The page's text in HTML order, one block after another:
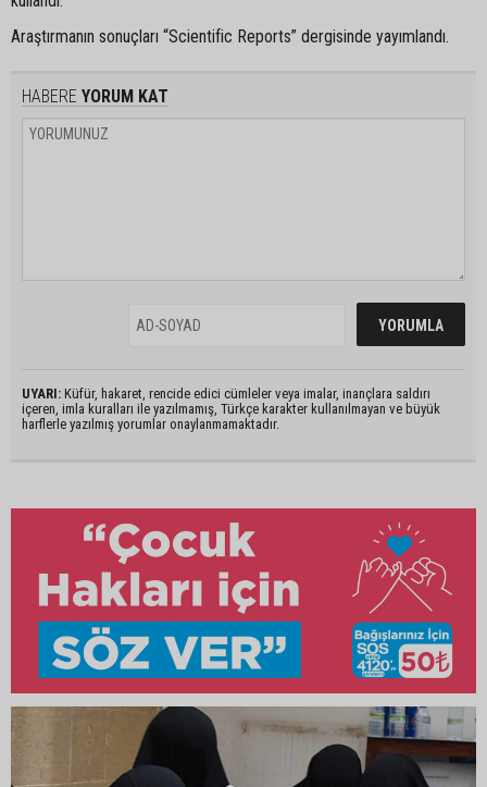
Araştırmanın sonuçları “Scientific Reports” dergisinde yayımlandı.
HABERE YORUM KAT
UYARI: Küfür, hakaret, rencide edici cümleler veya imalar, inançlara saldırı
içeren, imla kuralları ile yazılmamış, Türkçe karakter kullanılmayan ve büyük
harflerle yazılmış yorumlar onaylanmamaktadır.